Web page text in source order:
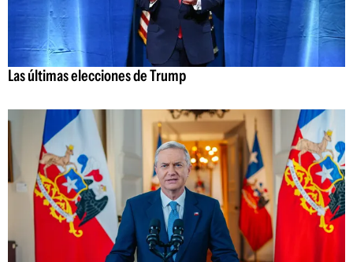
Las últimas elecciones de Trump